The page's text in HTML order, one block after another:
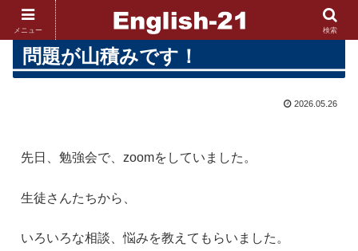
問題が山積みです！
2026.05.26
先日、勉強会で、zoomをしていました。
生徒さんたちから、
いろいろな相談、悩みを教えてもらいました。
メニュー 検索